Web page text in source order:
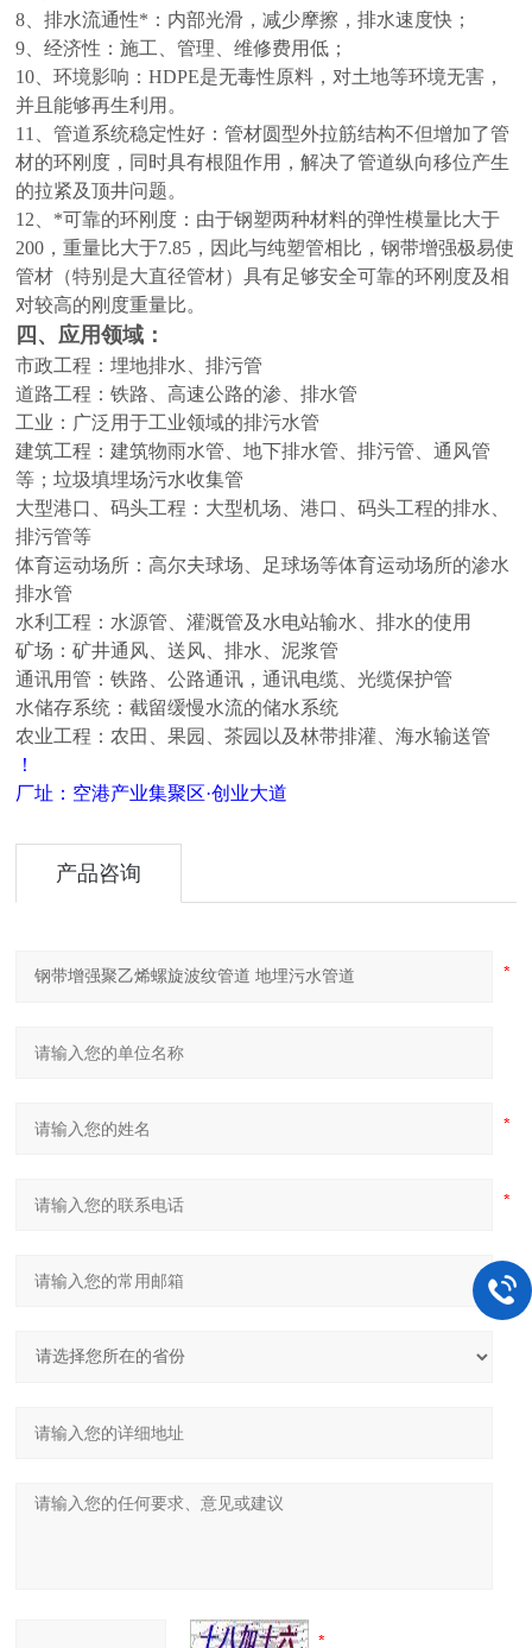
8、排水流通性*：内部光滑，减少摩擦，排水速度快；
9、经济性：施工、管理、维修费用低；
10、环境影响：HDPE是无毒性原料，对土地等环境无害，
并且能够再生利用。
11、管道系统稳定性好：管材圆型外拉筋结构不但增加了管
材的环刚度，同时具有根阻作用，解决了管道纵向移位产生
的拉紧及顶井问题。
12、*可靠的环刚度：由于钢塑两种材料的弹性模量比大于
200，重量比大于7.85，因此与纯塑管相比，钢带增强极易使
管材（特别是大直径管材）具有足够安全可靠的环刚度及相
对较高的刚度重量比。
四、 应用领域：
市政工程：埋地排水、排污管
道路工程：铁路、高速公路的渗、排水管
工业：广泛用于工业领域的排污水管
建筑工程：建筑物雨水管、地下排水管、排污管、通风管
等；垃圾填埋场污水收集管
大型港口、码头工程：大型机场、港口、码头工程的排水、
排污管等
体育运动场所：高尔夫球场、足球场等体育运动场所的渗水
排水管
水利工程：水源管、灌溉管及水电站输水、排水的使用
矿场：矿井通风、送风、排水、泥浆管
通讯用管：铁路、公路通讯，通讯电缆、光缆保护管
水储存系统：截留缓慢水流的储水系统
农业工程：农田、果园、茶园以及林带排灌 、海水输送管
！
厂址：空港产业集聚区·创业大道
产品咨询